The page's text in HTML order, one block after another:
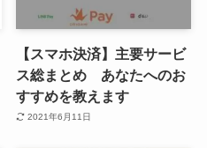
【スマホ決済】主要サービ
ス総まとめ あなたへのお
すすめを教えます
2021年6月11日